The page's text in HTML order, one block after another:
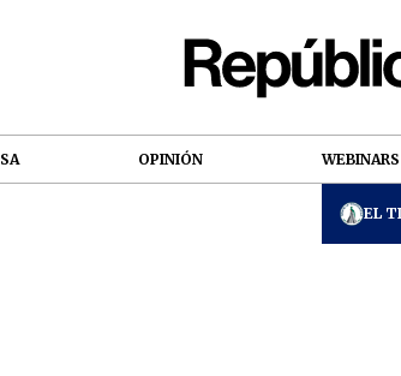
OPINIÓN WEBINARS
EL